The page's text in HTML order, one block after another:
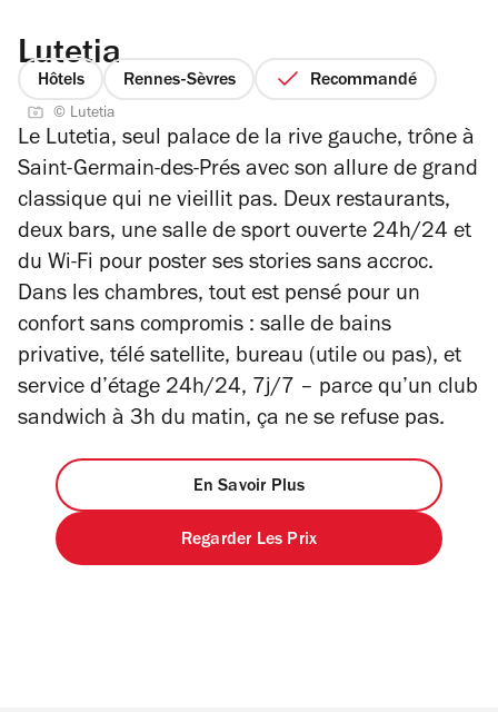
Lutetia
Hôtels Rennes-Sèvres Recommandé
© Lutetia
Le Lutetia, seul palace de la rive gauche, trône à
Saint-Germain-des-Prés avec son allure de grand
classique qui ne vieillit pas. Deux restaurants,
deux bars, une salle de sport ouverte 24h/24 et
du Wi-Fi pour poster ses stories sans accroc.
Dans les chambres, tout est pensé pour un
confort sans compromis : salle de bains
privative, télé satellite, bureau (utile ou pas), et
service d’étage 24h/24, 7j/7 – parce qu’un club
sandwich à 3h du matin, ça ne se refuse pas.
En Savoir Plus
Regarder Les Prix